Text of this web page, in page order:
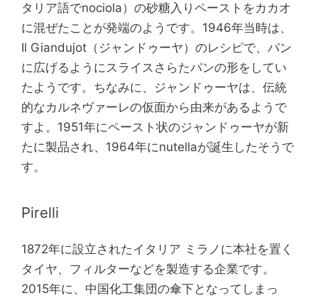
タリア語でnociola）の砂糖入りペーストをカカオ
に混ぜたことが発端のようです。1946年当時は、
Il Giandujot（ジャンドゥーヤ）のレシピで、パン
に広げるようにスライスさらたパンの形をしてい
たようです。ちなみに、ジャンドゥーヤは、伝統
的なカルネヴァーレの仮面から由来があるようで
すよ。1951年にペースト状のジャンドゥーヤが新
たに製品され、1964年にnutellaが誕生したそうで
す。
Pirelli
1872年に設立されたイタリア ミラノに本社を置く
タイヤ、フィルターなどを製造する企業です。
2015年に、中国化工集団の傘下となってしまっ